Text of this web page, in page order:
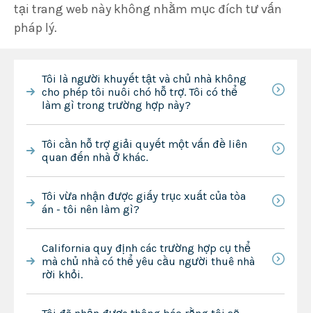
tại trang web này không nhằm mục đích tư vấn
pháp lý.
Tôi là người khuyết tật và chủ nhà không
cho phép tôi nuôi chó hỗ trợ. Tôi có thể
làm gì trong trường hợp này?
Tôi cần hỗ trợ giải quyết một vấn đề liên
quan đến nhà ở khác.
Tôi vừa nhận được giấy trục xuất của tòa
án - tôi nên làm gì?
California quy định các trường hợp cụ thể
mà chủ nhà có thể yêu cầu người thuê nhà
rời khỏi.